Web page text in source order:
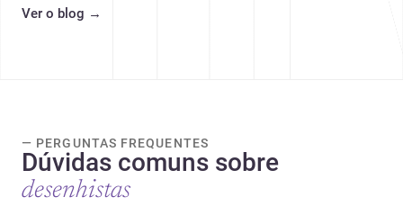
Ver o blog →
— PERGUNTAS FREQUENTES
Dúvidas comuns sobre
desenhistas